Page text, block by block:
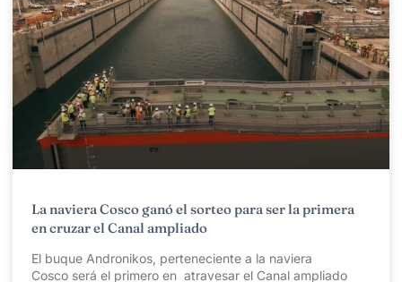
La naviera Cosco ganó el sorteo para ser la primera
en cruzar el Canal ampliado
El buque Andronikos, perteneciente a la naviera
Cosco será el primero en atravesar el Canal ampliado